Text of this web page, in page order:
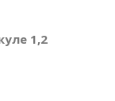
1,2